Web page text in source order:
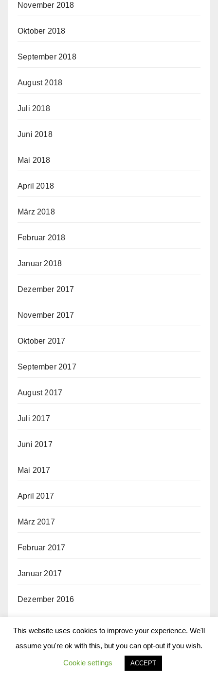
November 2018
Oktober 2018
September 2018
August 2018
Juli 2018
Juni 2018
Mai 2018
April 2018
März 2018
Februar 2018
Januar 2018
Dezember 2017
November 2017
Oktober 2017
September 2017
August 2017
Juli 2017
Juni 2017
Mai 2017
April 2017
März 2017
Februar 2017
Januar 2017
Dezember 2016
Oktober 2016
This website uses cookies to improve your experience. We'll
assume you're ok with this, but you can opt-out if you wish.
Cookie settings ACCEPT